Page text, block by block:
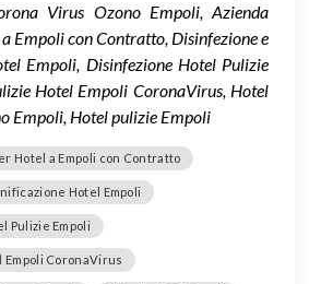
Virus Ozono Empoli, Azienda
Empoli con Contratto, Disinfezione e
Empoli, Disinfezione Hotel Pulizie
Hotel Empoli CoronaVirus, Hotel
Empoli, Hotel pulizie Empoli
Hotel a Empoli con Contratto
Hotel Empoli
Pulizie Empoli
Empoli CoronaVirus